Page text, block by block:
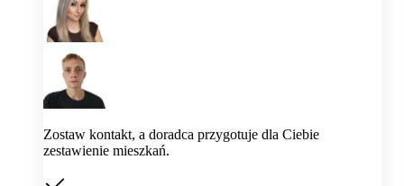
Zostaw kontakt, a doradca przygotuje dla Ciebie
zestawienie mieszkań.